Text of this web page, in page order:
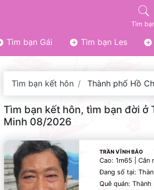
Tìm
Tìm bạn Gái Tìm bạn Les
Tìm bạn kết hôn Thành phố Hồ
Tìm bạn kết hôn, tìm bạn đời ở
Minh 08/2026
TRẦN VĨNH BẢO
Cao: 1m65 | Cân
Đang số tại:
Quê quán: